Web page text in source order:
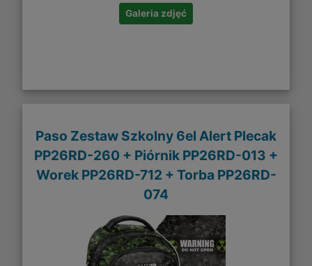
Galeria zdjęć
Paso Zestaw Szkolny 6el Alert Plecak
PP26RD-260 + Piórnik PP26RD-013 +
Worek PP26RD-712 + Torba PP26RD-
074